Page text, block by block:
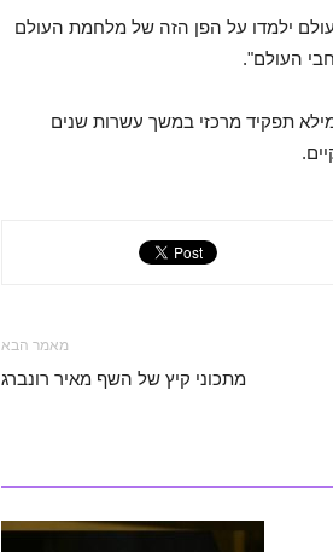
ילמדו על הפן הזה של מלחמת העולם
העולם".
ברחבי העולם, מילא תפקיד מרכזי במשך עשרות שנים
מאמר הבא
מתכוני קיץ של השף מאיר רונברג